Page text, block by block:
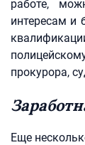
работе,
интересам и
прокурора,
Еще